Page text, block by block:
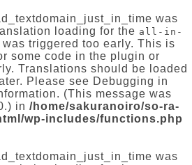
was
loading for the all-in-
was triggered too early. This is
some code in the plugin or
Translations should be loaded
Please see Debugging in
(This message was
in /home/sakuranoiro/so-ra-
wp-includes/functions.php
was